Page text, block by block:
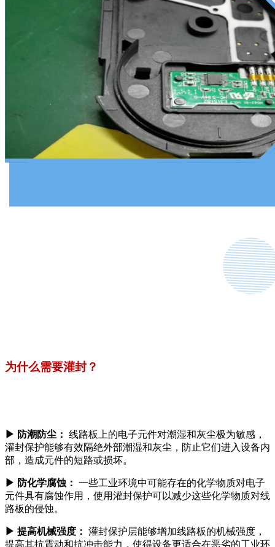
为什么需要灌封？
▶ 防潮防尘： 线路板上的电子元件对潮湿和灰尘极为敏感，
灌封保护能够有效隔绝外部潮湿和灰尘，防止它们进入设备内
部，造成元件的短路或损坏。
▶ 防化学腐蚀： 一些工业环境中可能存在的化学物质对电子
元件具有腐蚀作用，使用灌封保护可以减少这些化学物质对线
路板的侵蚀。
▶ 提高机械强度： 灌封保护层能够增加线路板的机械强度，
提高其抗震动和抗冲击能力，使得设备更适合在恶劣的工业环